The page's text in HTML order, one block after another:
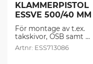
KLAMMERPISTOL
ESSVE 500/40 MM
(1 st/frp)
För montage av t.ex.
takskivor, OSB samt
Plywood. Smidig och
lätt för yrkesbruk.
ESS713086